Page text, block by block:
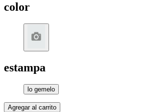
color
estampa
lo gemelo
Agregar al carrito